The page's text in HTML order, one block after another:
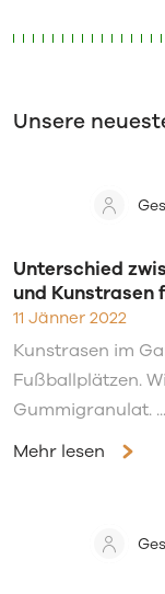
Unsere
Unterschied
und Kunstrasen
11 Jänner 2022
Kunstrasen im
Fußballplätzen.
Gummigranulat. ...
Mehr lesen